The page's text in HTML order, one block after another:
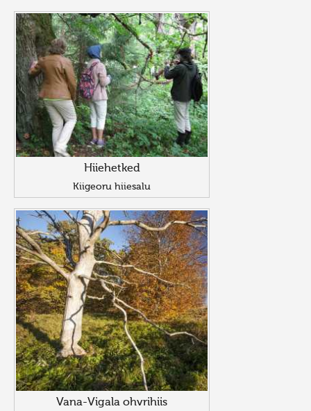
Hiiehetked
Kiigeoru hiiesalu
Vana-Vigala ohvrihiis